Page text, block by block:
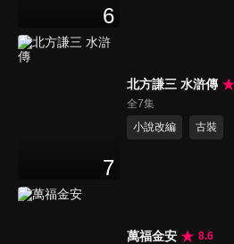
6
7
北方謙三 水滸傳
全7集
小說改編
古裝
萬福金安
8.6